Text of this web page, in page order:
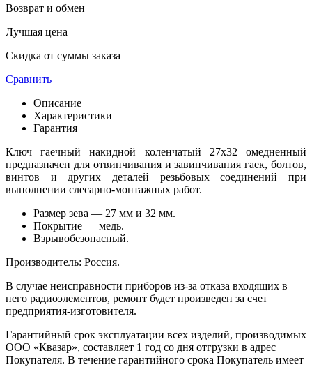
Возврат и обмен
Лучшая цена
Скидка от суммы заказа
Сравнить
Описание
Характеристики
Гарантия
Ключ гаечный накидной коленчатый 27х32 омедненный
предназначен для отвинчивания и завинчивания гаек, болтов,
винтов и других деталей резьбовых соединений при
выполнении слесарно-монтажных работ.
Размер зева — 27 мм и 32 мм.
Покрытие — медь.
Взрывобезопасный.
Производитель: Россия.
В случае неисправности приборов из-за отказа входящих в
него радиоэлементов, ремонт будет произведен за счет
предприятия-изготовителя.
Гарантийный срок эксплуатации всех изделий, производимых
ООО «Квазар», составляет 1 год со дня отгрузки в адрес
Покупателя. В течение гарантийного срока Покупатель имеет